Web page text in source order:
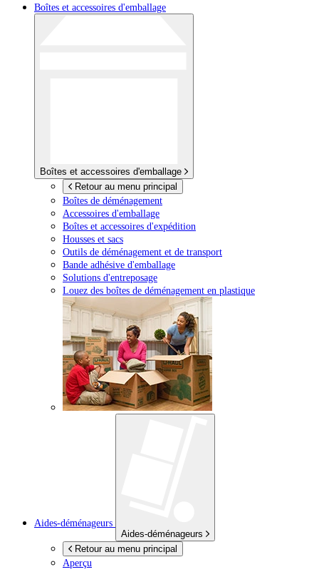
Boîtes et accessoires d'emballage
Boîtes et accessoires d'emballage
Retour au menu principal
Boîtes de déménagement
Accessoires d'emballage
Boîtes et accessoires d'expédition
Housses et sacs
Outils de déménagement et de transport
Bande adhésive d'emballage
Solutions d'entreposage
Louez des boîtes de déménagement en plastique
Aides-déménageurs
Aides-déménageurs
Retour au menu principal
Aperçu